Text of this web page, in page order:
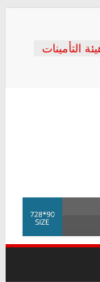
التأمينات
لا ينهي
بكشف
إلى
“الحق
أعمال
يعلن
ويؤكد:
العادلة